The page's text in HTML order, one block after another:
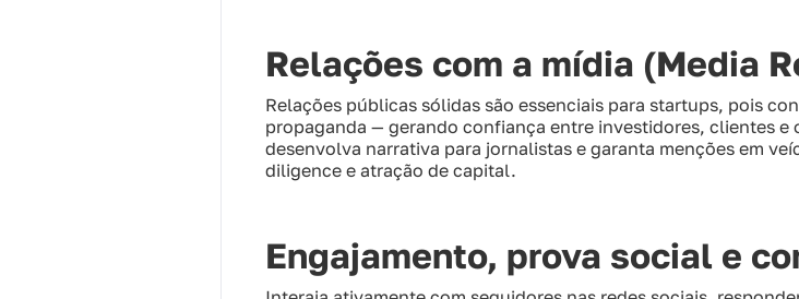
Relações com a mídia (Media
Relações públicas sólidas são essenciais para startups, pois
propaganda — gerando confiança entre investidores, clientes e
desenvolva narrativa para jornalistas e garanta menções em
diligence e atração de capital.
Engajamento, prova social e